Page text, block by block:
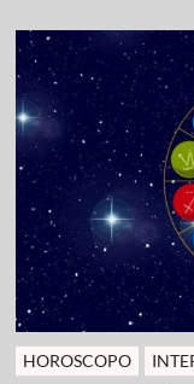
HOROSCOPO